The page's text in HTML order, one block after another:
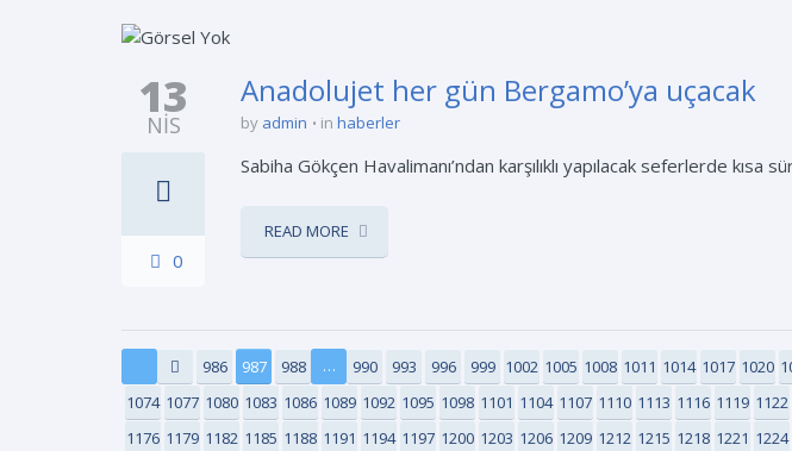
13
NIS
0
Anadolujet her gün Bergamo’ya uçacak
by admin in haberler
Sabiha Gökçen Havalimanı’ndan karşılıklı yapılacak seferlerde
READ MORE
986 987 988 … 990 993 996 999 1002 1005 1008 1011 1014 1017 1020
1074 1077 1080 1083 1086 1089 1092 1095 1098 1101 1104 1107 1110 1113 1116 1119 1122
1176 1179 1182 1185 1188 1191 1194 1197 1200 1203 1206 1209 1212 1215 1218 1221 1224